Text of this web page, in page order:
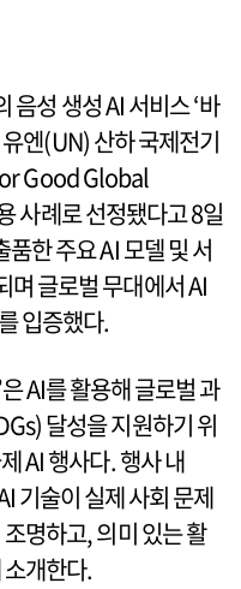
음성 생성 AI 서비스 ‘바
엔(UN) 산하 국제전기
Good Global
사례로 선정됐다고 8일
한 주요 AI 모델 및 서
며 글로벌 무대에서 AI
입증했다.
AI를 활용해 글로벌 과
달성을 지원하기 위
AI 행사다. 행사 내
기술이 실제 사회 문제
명하고, 의미 있는 활
개한다.